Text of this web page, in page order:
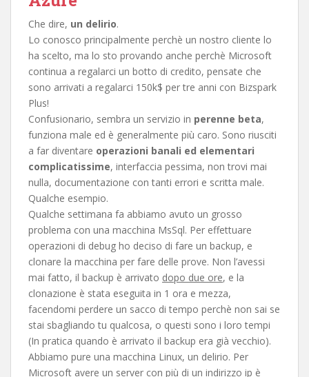
Che dire, un delirio.
Lo conosco principalmente perchè un nostro cliente lo
ha scelto, ma lo sto provando anche perchè Microsoft
continua a regalarci un botto di credito, pensate che
sono arrivati a regalarci 150k$ per tre anni con Bizspark
Plus!
Confusionario, sembra un servizio in perenne beta,
funziona male ed è generalmente più caro. Sono riusciti
a far diventare operazioni banali ed elementari
complicatissime, interfaccia pessima, non trovi mai
nulla, documentazione con tanti errori e scritta male.
Qualche esempio.
Qualche settimana fa abbiamo avuto un grosso
problema con una macchina MsSql. Per effettuare
operazioni di debug ho deciso di fare un backup, e
clonare la macchina per fare delle prove. Non l’avessi
mai fatto, il backup è arrivato dopo due ore, e la
clonazione è stata eseguita in 1 ora e mezza,
facendomi perdere un sacco di tempo perchè non sai se
stai sbagliando tu qualcosa, o questi sono i loro tempi
(In pratica quando è arrivato il backup era già vecchio).
Abbiamo pure una macchina Linux, un delirio. Per
Microsoft avere un server con più di un indirizzo ip è